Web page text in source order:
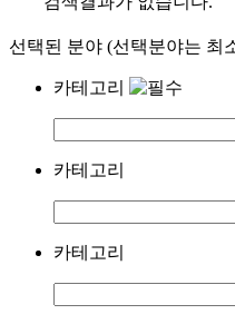
선택된 분야 (선택분야는 최
카테고리
카테고리
카테고리